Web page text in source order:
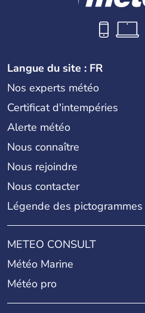
Langue du site : FR
Nos experts météo
Certificat d'intempéries
Alerte météo
Nous connaître
Nous rejoindre
Nous contacter
Légende des pictogrammes
METEO CONSULT
Météo Marine
Météo pro